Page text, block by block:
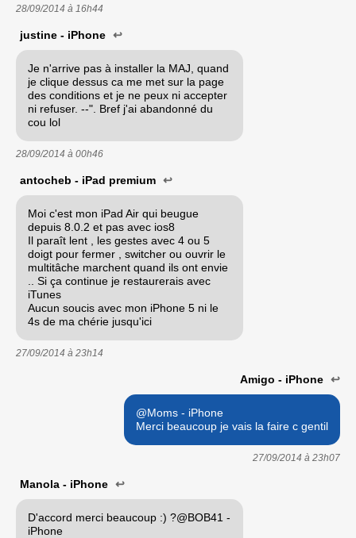
28/09/2014 à 16h44
justine - iPhone ↩
Je n'arrive pas à installer la MAJ, quand
je clique dessus ca me met sur la page
des conditions et je ne peux ni accepter
ni refuser. --". Bref j'ai abandonné du
cou lol
28/09/2014 à 00h46
antocheb - iPad premium ↩
Moi c'est mon iPad Air qui beugue
depuis 8.0.2 et pas avec ios8
Il paraît lent , les gestes avec 4 ou 5
doigt pour fermer , switcher ou ouvrir le
multitâche marchent quand ils ont envie
.. Si ça continue je restaurerais avec
iTunes
Aucun soucis avec mon iPhone 5 ni le
4s de ma chérie jusqu'ici
27/09/2014 à 23h14
Amigo - iPhone ↩
@Moms - iPhone
Merci beaucoup je vais la faire c gentil
27/09/2014 à 23h07
Manola - iPhone ↩
D'accord merci beaucoup :) ?@BOB41 -
iPhone